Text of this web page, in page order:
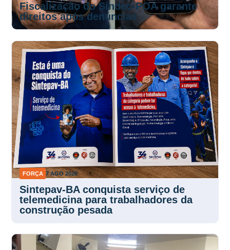
Fiscalização do Sindec-POA garante
direitos após denúncias
FORÇA 7 AGO 2026
Sintepav-BA conquista serviço de
telemedicina para trabalhadores da
construção pesada